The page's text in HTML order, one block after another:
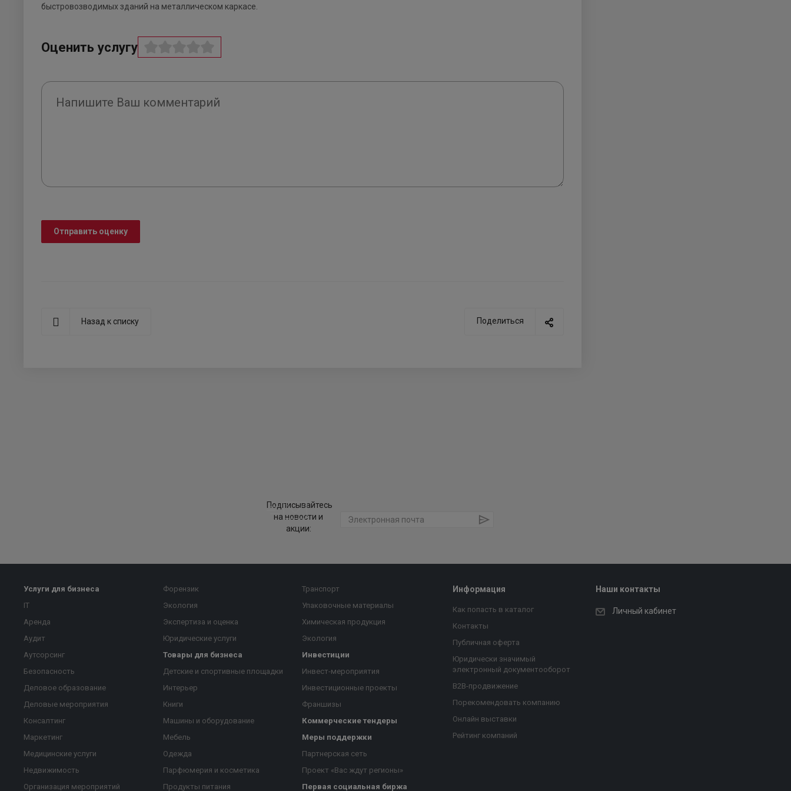
быстровозводимых зданий на металлическом каркасе.
Оценить услугу
Отправить оценку
Поделиться
Назад к списку
Подписывайтесь
на новости и
акции:
Услуги для бизнеса
IT
Аренда
Аудит
Аутсорсинг
Безопасность
Деловое образование
Деловые мероприятия
Консалтинг
Маркетинг
Медицинские услуги
Недвижимость
Организация мероприятий
Форензик
Экология
Экспертиза и оценка
Юридические услуги
Товары для бизнеса
Детские и спортивные площадки
Интерьер
Книги
Машины и оборудование
Мебель
Одежда
Парфюмерия и косметика
Продукты питания
Транспорт
Упаковочные материалы
Химическая продукция
Экология
Инвестиции
Инвест-мероприятия
Инвестиционные проекты
Франшизы
Коммерческие тендеры
Меры поддержки
Партнерская сеть
Проект «Вас ждут регионы»
Первая социальная биржа
Информация
Как попасть в каталог
Контакты
Публичная оферта
Юридически значимый
электронный документооборот
B2B-продвижение
Порекомендовать компанию
Онлайн выставки
Рейтинг компаний
Наши контакты
Личный кабинет